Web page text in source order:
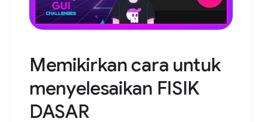
Memikirkan cara untuk
menyelesaikan FISIK
DASAR